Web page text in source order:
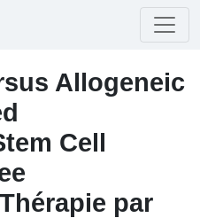
Allogeneic
Cell
par